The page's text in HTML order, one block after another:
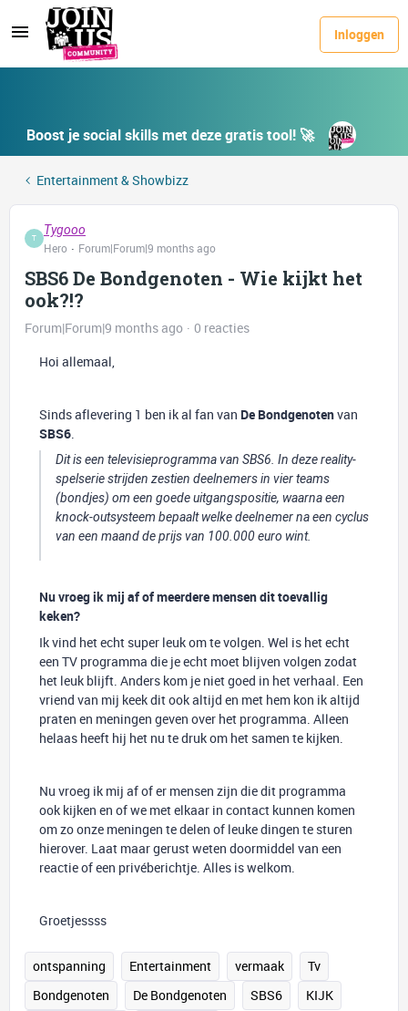
Inloggen
Boost je social skills met deze gratis tool! 🚀
Entertainment & Showbizz
T
Tygooo
Hero
Forum|Forum|9 months ago
SBS6 De Bondgenoten - Wie kijkt het
ook?!?
Forum|Forum|9 months ago
0 reacties
Hoi allemaal,
Sinds aflevering 1 ben ik al fan van De Bondgenotenvan
SBS6.
Dit is een televisieprogramma van SBS6. In deze reality-
spelserie strijden zestien deelnemers in vier teams
(bondjes) om een goede uitgangspositie, waarna een
knock-outsysteem bepaalt welke deelnemer na een cyclus
van een maand de prijs van 100.000 euro wint.
Nu vroeg ik mij af of meerdere mensen dit toevallig
keken?
Ik vind het echt super leuk om te volgen. Wel is het echt
een TV programma die je echt moet blijven volgen zodat
het leuk blijft. Anders kom je niet goed in het verhaal. Een
vriend van mij keek dit ook altijd en met hem kon ik altijd
praten en meningen geven over het programma. Alleen
helaas heeft hij het nu te druk om het samen te kijken.
Nu vroeg ik mij af of er mensen zijn die dit programma
ook kijken en of we met elkaar in contact kunnen komen
om zo onze meningen te delen of leuke dingen te sturen
hierover. Laat maar gerust weten doormiddel van een
reactie of een privéberichtje. Alles is welkom.
Groetjessss
ontspanning Entertainment vermaak
Tv
Bondgenoten
De Bondgenoten SBS6
KIJK